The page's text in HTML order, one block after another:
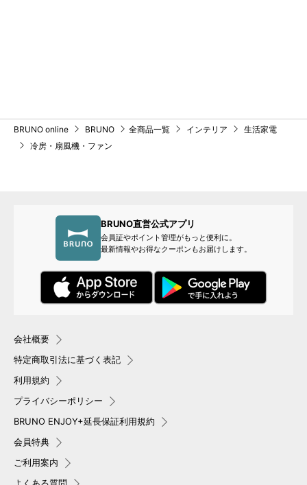
BRUNO online BRUNO 全商品一覧 インテリア
生活家電
冷房・扇風機・ファン
BRUNO直営公式アプリ
会員証やポイント管理がもっと便利に。
最新情報やお得なクーポンもお届けします。
会社概要
特定商取引法に基づく表記
利用規約
プライバシーポリシー
BRUNO ENJOY+延長保証利用規約
会員特典
ご利用案内